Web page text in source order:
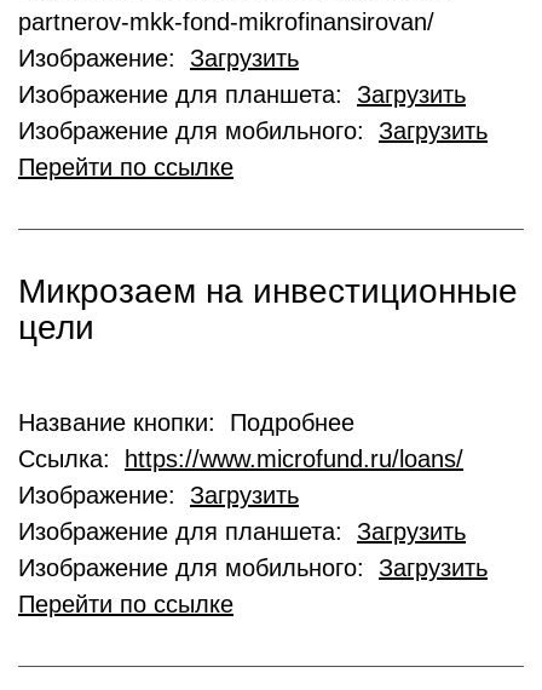
partnerov-mkk-fond-mikrofinansirovan/
Изображение: Загрузить
Изображение для планшета: Загрузить
Изображение для мобильного: Загрузить
Перейти по ссылке
Микрозаем на инвестиционные
цели
Название кнопки: Подробнее
Ссылка:
https://www.microfund.ru/loans/
Изображение: Загрузить
Изображение для планшета: Загрузить
Изображение для мобильного: Загрузить
Перейти по ссылке